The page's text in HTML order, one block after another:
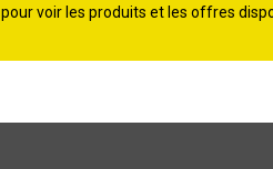
pour voir les produits et les offres